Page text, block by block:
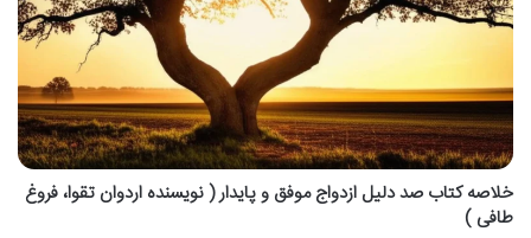
خلاصه کتاب صد دلیل ازدواج موفق و پایدار ( نویسنده اردوان تقوا، فروغ
طافی )